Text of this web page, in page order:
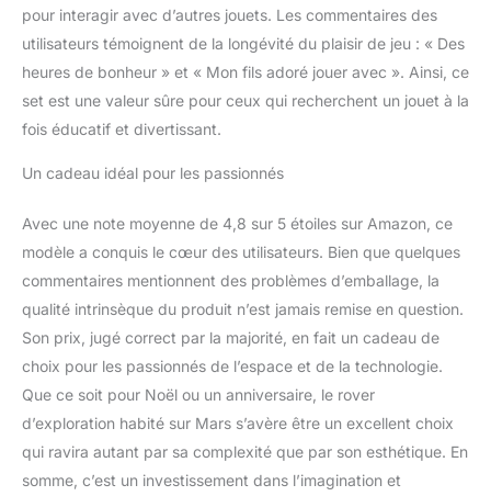
enfants peuvent
connecter ce modèle à
d’autres sets LEGO
compatibles sur le thème
de l’espace (vendus
L’application LEGO
et leur permet de vivre
une aventure de
construction intuitive. Ils
peuvent sauvegarder
leurs modèles, suivre leur
progression, zoomer et
faire pivoter les modèles
en 3D
pour interagir avec d’autres jouets. Les commentaires des
utilisateurs témoignent de la longévité du plaisir de jeu : « Des
heures de bonheur » et « Mon fils adoré jouer avec ». Ainsi, ce
set est une valeur sûre pour ceux qui recherchent un jouet à la
fois éducatif et divertissant.
Un cadeau idéal pour les passionnés
Avec une note moyenne de 4,8 sur 5 étoiles sur Amazon, ce
modèle a conquis le cœur des utilisateurs. Bien que quelques
commentaires mentionnent des problèmes d’emballage, la
qualité intrinsèque du produit n’est jamais remise en question.
Son prix, jugé correct par la majorité, en fait un cadeau de
choix pour les passionnés de l’espace et de la technologie.
Que ce soit pour Noël ou un anniversaire, le rover
d’exploration habité sur Mars s’avère être un excellent choix
qui ravira autant par sa complexité que par son esthétique. En
somme, c’est un investissement dans l’imagination et